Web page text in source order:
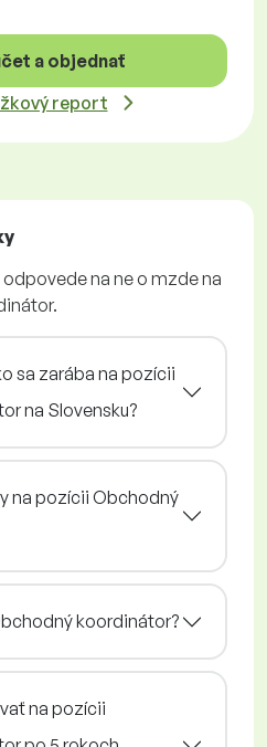
a objednať
report
na ne o mzde na
sa zarába na pozícii
na Slovensku?
na pozícii Obchodný
koordinátor?
na pozícii